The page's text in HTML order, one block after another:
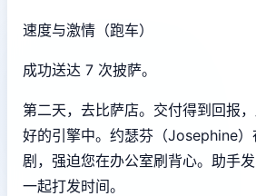
速度与激情（跑车）
成功送达 7 次披萨。
第二天，去比萨店。交付得到回报
好的引擎中。约瑟芬（Josephine
剧，强迫您在办公室刷背心。助手
一起打发时间。